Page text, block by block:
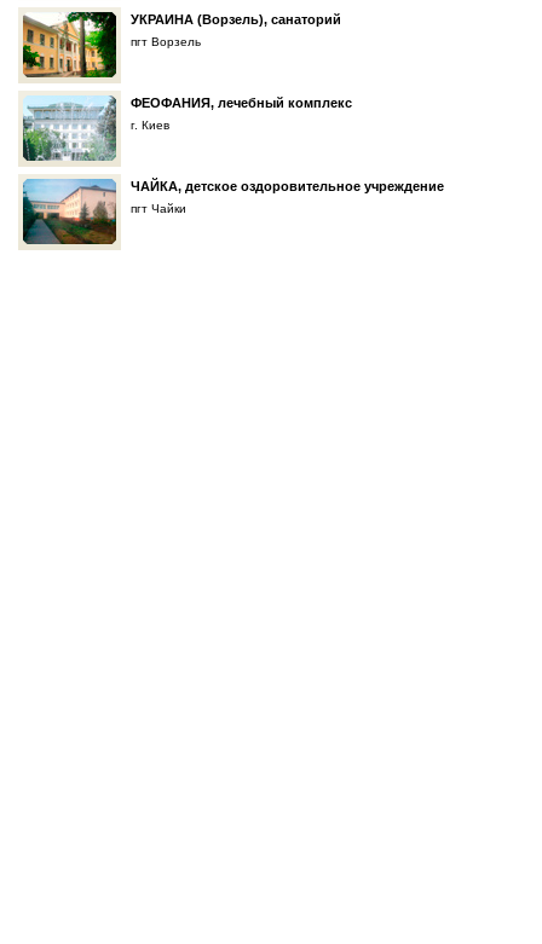
УКРАИНА (Ворзель), санаторий
пгт Ворзель
ФЕОФАНИЯ, лечебный комплекс
г. Киев
ЧАЙКА, детское оздоровительное учреждение
пгт Чайки